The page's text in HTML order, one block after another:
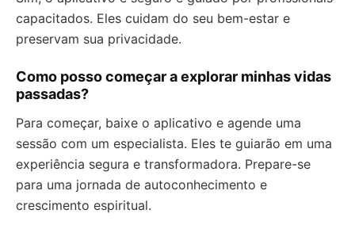
capacitados. Eles cuidam do seu bem-estar e
preservam sua privacidade.
Como posso começar a explorar minhas vidas
passadas?
Para começar, baixe o aplicativo e agende uma
sessão com um especialista. Eles te guiarão em uma
experiência segura e transformadora. Prepare-se
para uma jornada de autoconhecimento e
crescimento espiritual.